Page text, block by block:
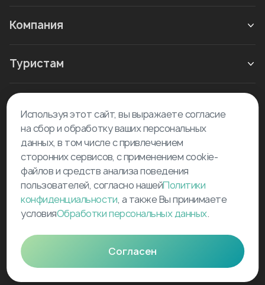
Компания
Туристам
Новое в блоге
©2026Tourselfer
support@tourselfer.com
Карта сайта
Используя этот сайт, вы выражаете согласие
на сбор и обработку ваших персональных
данных, в том числе с привлечением
сторонних сервисов, с применением cookie-
файлов и средств анализа поведения
пользователей, согласно нашейПолитики
конфиденциальности, а также Вы принимаете
условияОбработки персональных данных.
Согласен